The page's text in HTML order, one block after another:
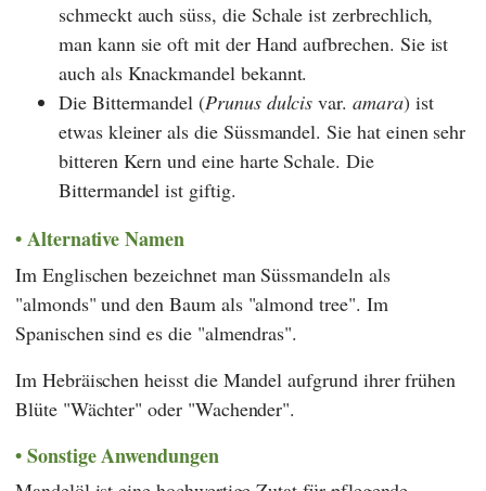
schmeckt auch süss, die Schale ist zerbrechlich,
man kann sie oft mit der Hand aufbrechen. Sie ist
auch als Knackmandel bekannt.
Die Bittermandel (Prunus dulcis var.amara) ist
etwas kleiner als die Süssmandel. Sie hat einen sehr
bitteren Kern und eine harte Schale. Die
Bittermandel ist giftig.
Alternative Namen
Im Englischen bezeichnet man Süssmandeln als
"almonds" und den Baum als "almond tree". Im
Spanischen sind es die "almendras".
Im Hebräischen heisst die Mandel aufgrund ihrer frühen
Blüte "Wächter" oder "Wachender".
Sonstige Anwendungen